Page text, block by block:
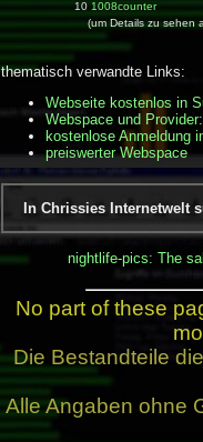
10 1008counter
(um Details zu sehen
thematisch verwandte Links:
Webseite kostenlos in
Webspace und
kostenlose Anmeldung
preiswerter Webspace
In Chrissies
nightlife-pics: The
No part of these
Die Bestandteile
Alle Angaben ohne